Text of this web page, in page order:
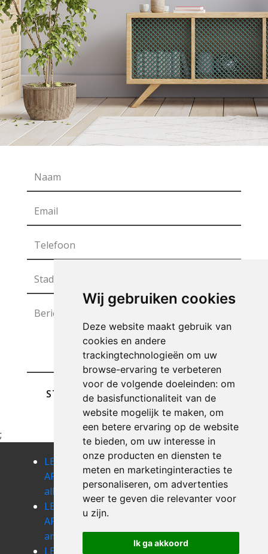
Wij gebruiken cookies
Deze website maakt gebruik van
cookies en andere
trackingtechnologieën om uw
browse-ervaring te verbeteren
voor de volgende doeleinden: om
de basisfunctionaliteit van de
website mogelijk te maken, om
een betere ervaring op de website
te bieden, om uw interesse in
onze producten en diensten te
meten en marketinginteracties te
personaliseren, om advertenties
weer te geven die relevanter voor
u zijn.
Ik ga akkoord
STUREN
;
LEEGMAKEN
APPARTEMENT
alleur
LEEGMAKEN
APPARTEMENT
amay
LEEGMAKEN
APPARTEMENT
ambresin
LEEGMAKEN
APPARTEMENT
amel
LEEGMAKEN
ampsin
LEEGMAKEN
andrimont
LEEGMAKEN
LEEGMAKEN LEEGMAKEN